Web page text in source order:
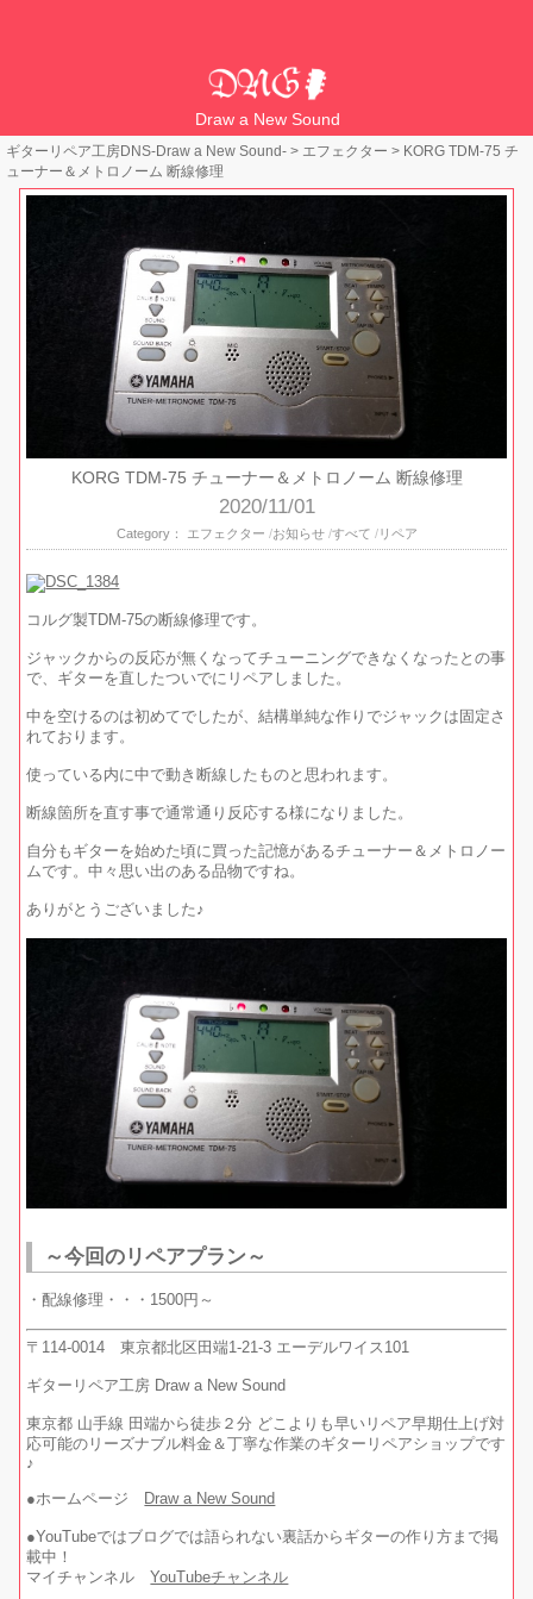
Draw a New Sound
ギターリペア工房DNS-Draw a New Sound- > エフェクター > KORG TDM-75 チ
ューナー＆メトロノーム 断線修理
KORG TDM-75 チューナー＆メトロノーム 断線修理
2020/11/01
Category： エフェクター お知らせ すべて リペア
コルグ製TDM-75の断線修理です。
ジャックからの反応が無くなってチューニングできなくなったとの事
で、ギターを直したついでにリペアしました。
中を空けるのは初めてでしたが、結構単純な作りでジャックは固定さ
れております。
使っている内に中で動き断線したものと思われます。
断線箇所を直す事で通常通り反応する様になりました。
自分もギターを始めた頃に買った記憶があるチューナー＆メトロノー
ムです。中々思い出のある品物ですね。
ありがとうございました♪
～今回のリペアプラン～
・配線修理・・・1500円～
〒114-0014 東京都北区田端1-21-3 エーデルワイス101
ギターリペア工房 Draw a New Sound
東京都 山手線 田端から徒歩２分 どこよりも早いリペア早期仕上げ対
応可能のリーズナブル料金＆丁寧な作業のギターリペアショップです
♪
●ホームページ Draw a New Sound
●YouTubeではブログでは語られない裏話からギターの作り方まで掲
載中！
マイチャンネル YouTubeチャンネル